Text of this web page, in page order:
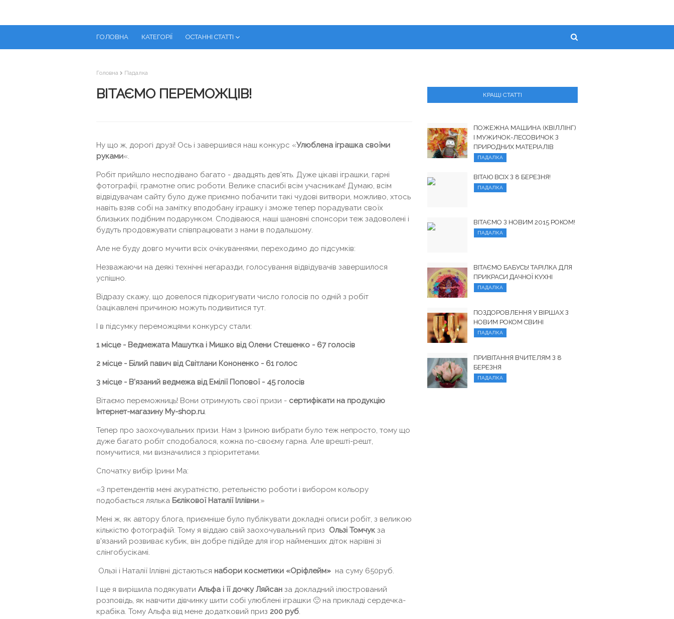
ГОЛОВНА КАТЕГОРІЇ ОСТАННІ СТАТТІ
Головна Падалка
ВІТАЄМО ПЕРЕМОЖЦІВ!
Ну що ж, дорогі друзі! Ось і завершився наш конкурс «Улюблена іграшка своїми
руками«.
Робіт прийшло несподівано багато - двадцять дев'ять. Дуже цікаві іграшки, гарні
фотографії, грамотне опис роботи. Велике спасибі всім учасникам! Думаю, всім
відвідувачам сайту було дуже приємно побачити такі чудові витвори, можливо, хтось
навіть взяв собі на замітку вподобану іграшку і зможе тепер порадувати своїх
близьких подібним подарунком. Сподіваюся, наші шановні спонсори теж задоволені і
будуть продовжувати співпрацювати з нами в подальшому.
Але не буду довго мучити всіх очікуваннями, переходимо до підсумків:
Незважаючи на деякі технічні негаразди, голосування відвідувачів завершилося
успішно.
Відразу скажу, що довелося підкоригувати число голосів по одній з робіт
(зацікавлені причиною можуть подивитися тут.
І в підсумку переможцями конкурсу стали:
1 місце - Ведмежата Машутка і Мишко від Олени Стешенко - 67 голосів
2 місце - Білий павич від Світлани Кононенко - 61 голос
3 місце - В'язаний ведмежа від Емілії Попової - 45 голосів
Вітаємо переможниць! Вони отримують свої призи - сертифікати на продукцію
Інтернет-магазину My-shop.ru.
Тепер про заохочувальних призи. Нам з Іриною вибрати було теж непросто, тому що
дуже багато робіт сподобалося, кожна по-своєму гарна. Але врешті-решт,
помучитися, ми визначилися з пріоритетами.
Спочатку вибір Ірини Ма:
«З претендентів мені акуратністю, ретельністю роботи і вибором кольору
подобається лялька Бєлікової Наталії Іллівни.»
Мені ж, як автору блога, приємніше було публікувати докладні описи робіт, з великою
кількістю фотографій. Тому я віддаю свій заохочувальний приз Ользі Томчук за
в'язаний розвиває кубик, він добре підійде для ігор найменших діток нарівні зі
слінгобусікамі.
Ользі і Наталії Іллівні дістаються набори косметики «Оріфлейм» на суму 650руб.
І ще я вирішила подякувати Альфа і її дочку Ляйсан за докладний ілюстрований
розповідь, як навчити дівчинку шити собі улюблені іграшки 🙂 на прикладі сердечка-
крабіка. Тому Альфа від мене додатковий приз 200 руб.
КРАЩІ СТАТТІ
ПОЖЕЖНА МАШИНА (КВІЛЛІНГ)
І МУЖИЧОК-ЛЕСОВИЧОК З
ПРИРОДНИХ МАТЕРІАЛІВ
ПАДАЛКА
ВІТАЮ ВСІХ З 8 БЕРЕЗНЯ!
ПАДАЛКА
ВІТАЄМО З НОВИМ 2015 РОКОМ!
ПАДАЛКА
ВІТАЄМО БАБУСЬ! ТАРІЛКА ДЛЯ
ПРИКРАСИ ДАЧНОЇ КУХНІ
ПАДАЛКА
ПОЗДОРОВЛЕННЯ У ВІРШАХ З
НОВИМ РОКОМ СВИНІ
ПАДАЛКА
ПРИВІТАННЯ ВЧИТЕЛЯМ З 8
БЕРЕЗНЯ
ПАДАЛКА